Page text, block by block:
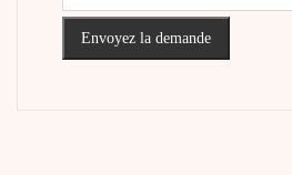
Envoyez la demande